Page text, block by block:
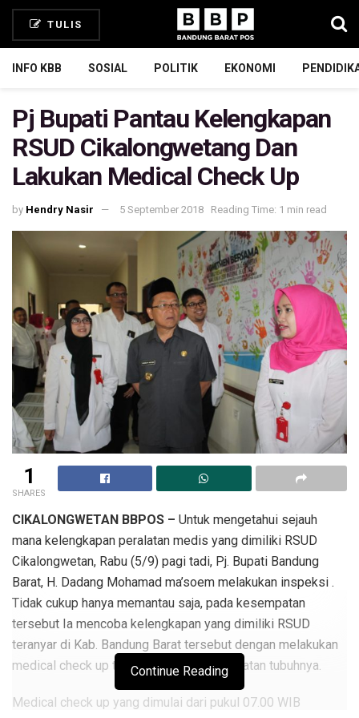
TULIS
INFO KBB SOSIAL POLITIK EKONOMI
Pj Bupati Pantau Kelengkapan
RSUD Cikalongwetang Dan
Lakukan Medical Check Up
by Hendry Nasir 5 September 2018 Reading Time: 1 min read
1
SHARES
CIKALONGWETAN BBPOS – Untuk mengetahui sejauh
mana kelengkapan peralatan medis yang dimiliki RSUD
Cikalongwetan, Rabu (5/9) pagi tadi, Pj. Bupati Bandung
Barat, H. Dadang Mohamad ma’soem melakukan inspeksi .
Tidak cukup hanya memantau saja, pada kesempatan
tersebut Ia mencoba kelengkapan yang dimiliki RSUD
teranyar di Kab. Bandung Barat tersebut dengan melakukan
medical check up terhadap kondisi kesehatan tubuhnya.
Medical check up yang dimulai dari pukul 07.00 WIB
Continue Reading